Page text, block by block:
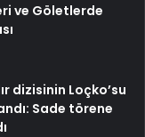
ve Göletlerde
dizisinin Loçko’su
Sade törene